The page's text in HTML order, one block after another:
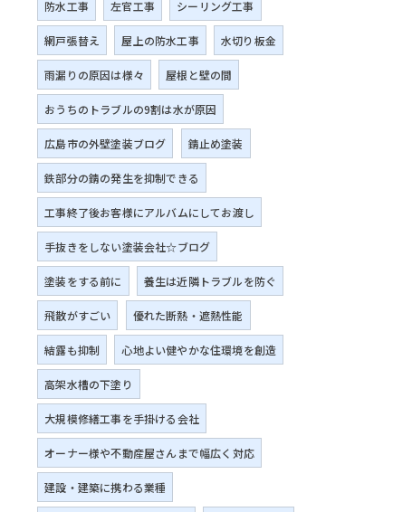
防水工事 左官工事 シーリング工事
網戸張替え 屋上の防水工事 水切り板金
雨漏りの原因は様々 屋根と壁の間
おうちのトラブルの9割は水が原因
広島市の外壁塗装ブログ 錆止め塗装
鉄部分の錆の発生を抑制できる
工事終了後お客様にアルバムにしてお渡し
手抜きをしない塗装会社☆ブログ
塗装をする前に 養生は近隣トラブルを防ぐ
飛散がすごい 優れた断熱・遮熱性能
結露も抑制 心地よい健やかな住環境を創造
高架水槽の下塗り
大規模修繕工事を手掛ける会社
オーナー様や不動産屋さんまで幅広く対応
建設・建築に携わる業種